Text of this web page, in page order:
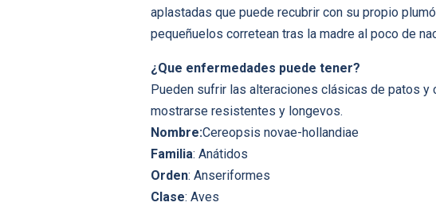
aplastadas que puede recubrir con su propio
pequeñuelos corretean tras la madre al poco de
¿Que enfermedades puede tener?
Pueden sufrir las alteraciones clásicas de patos
mostrarse resistentes y longevos.
Nombre:Cereopsis novae-hollandiae
Familia: Anátidos
Orden: Anseriformes
Clase: Aves